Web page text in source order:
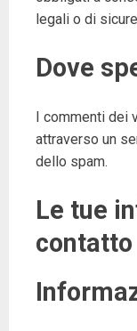
legali o di
Dove
I commenti dei
attraverso un
dello spam.
Le tue
contatto